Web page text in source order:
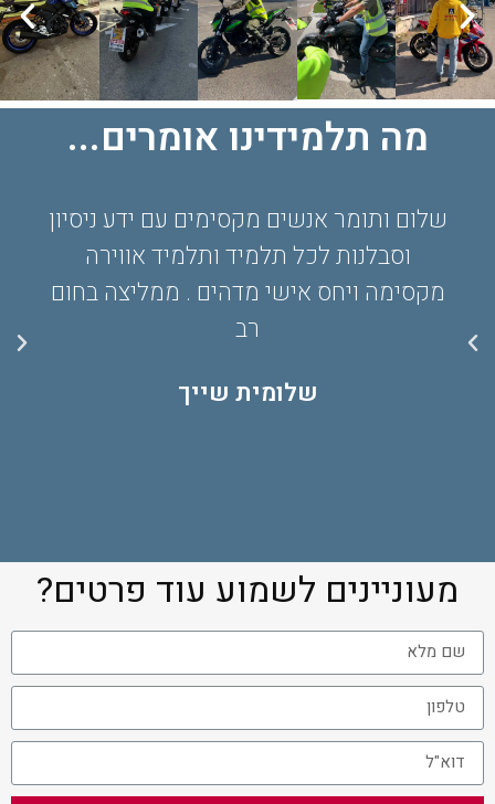
מה תלמידינו אומרים...
שלום ותומר אנשים מקסימים עם ידע ניסיון
וסבלנות לכל תלמיד ותלמיד אווירה
מקסימה ויחס אישי מדהים . ממליצה בחום
רב
שלומית שייך‏
מעוניינים לשמוע עוד פרטים?